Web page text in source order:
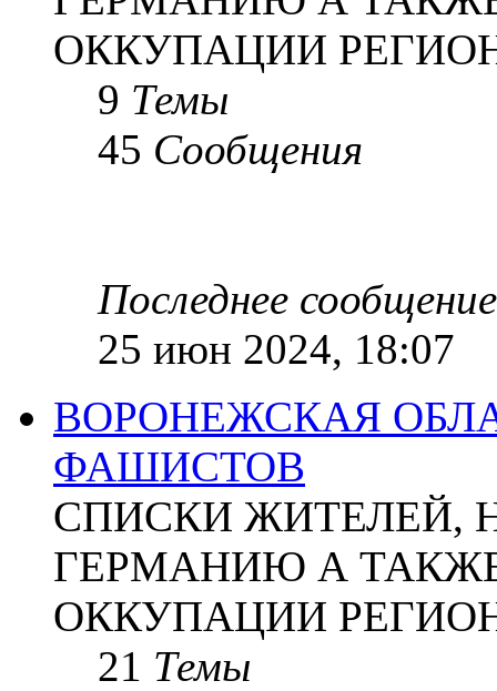
ОККУПАЦИИ
9 Темы
45 Сообщения
Последнее сообщение
25 июн 2024, 18:07
ВОРОНЕЖСКАЯ
ФАШИСТОВ
СПИСКИ ЖИТЕЛЕЙ,
ГЕРМАНИЮ А
ОККУПАЦИИ
21 Темы